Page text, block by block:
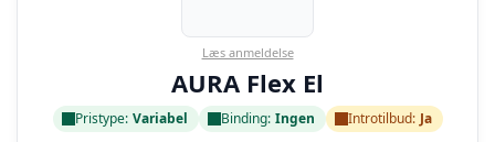
Læs anmeldelse
AURA Flex El
Pristype: Variabel Binding: Ingen Introtilbud: Ja